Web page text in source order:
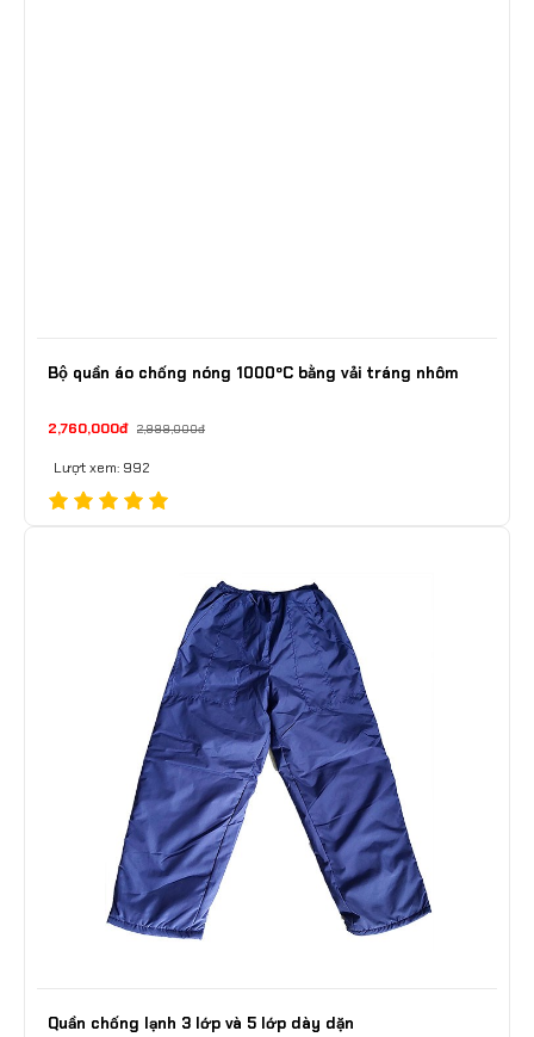
Bộ quần áo chống nóng 1000ºC bằng vải tráng nhôm
2,760,000đ 2,999,000đ
Lượt xem: 992
Quần chống lạnh 3 lớp và 5 lớp dày dặn